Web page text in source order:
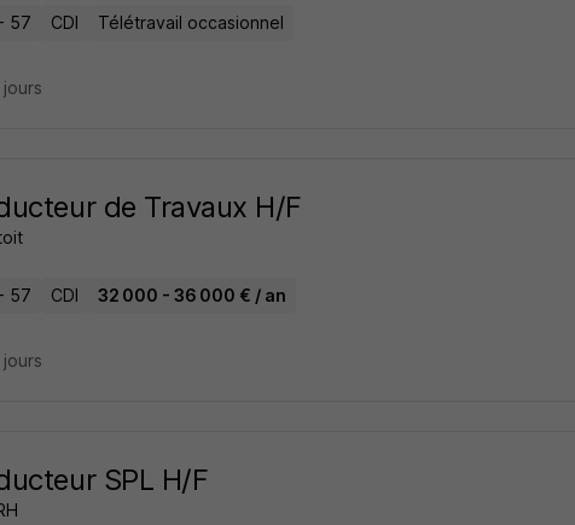
57 CDI Télétravail occasionnel
de Travaux H/F
57 CDI 32 000 - 36 000 € / an
SPL H/F